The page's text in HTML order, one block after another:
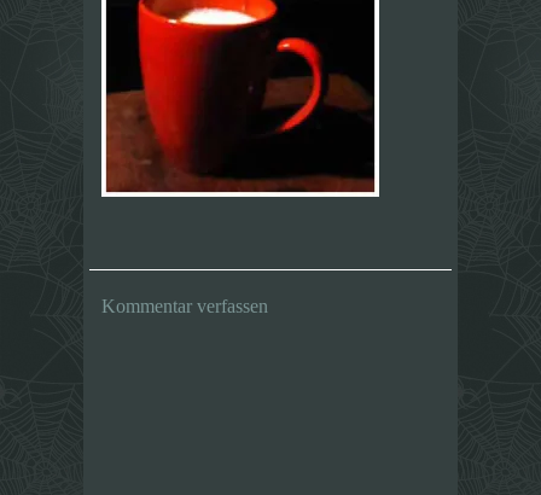
Kommentar verfassen